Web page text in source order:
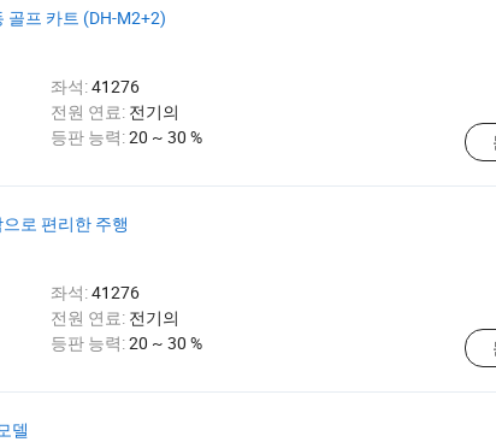
골프 카트 (DH-M2+2)
좌석:41276
전원 연료: 전기의
등판 능력:20 ~ 30 %
로 편리한 주행
좌석:41276
전원 연료: 전기의
등판 능력:20 ~ 30 %
델